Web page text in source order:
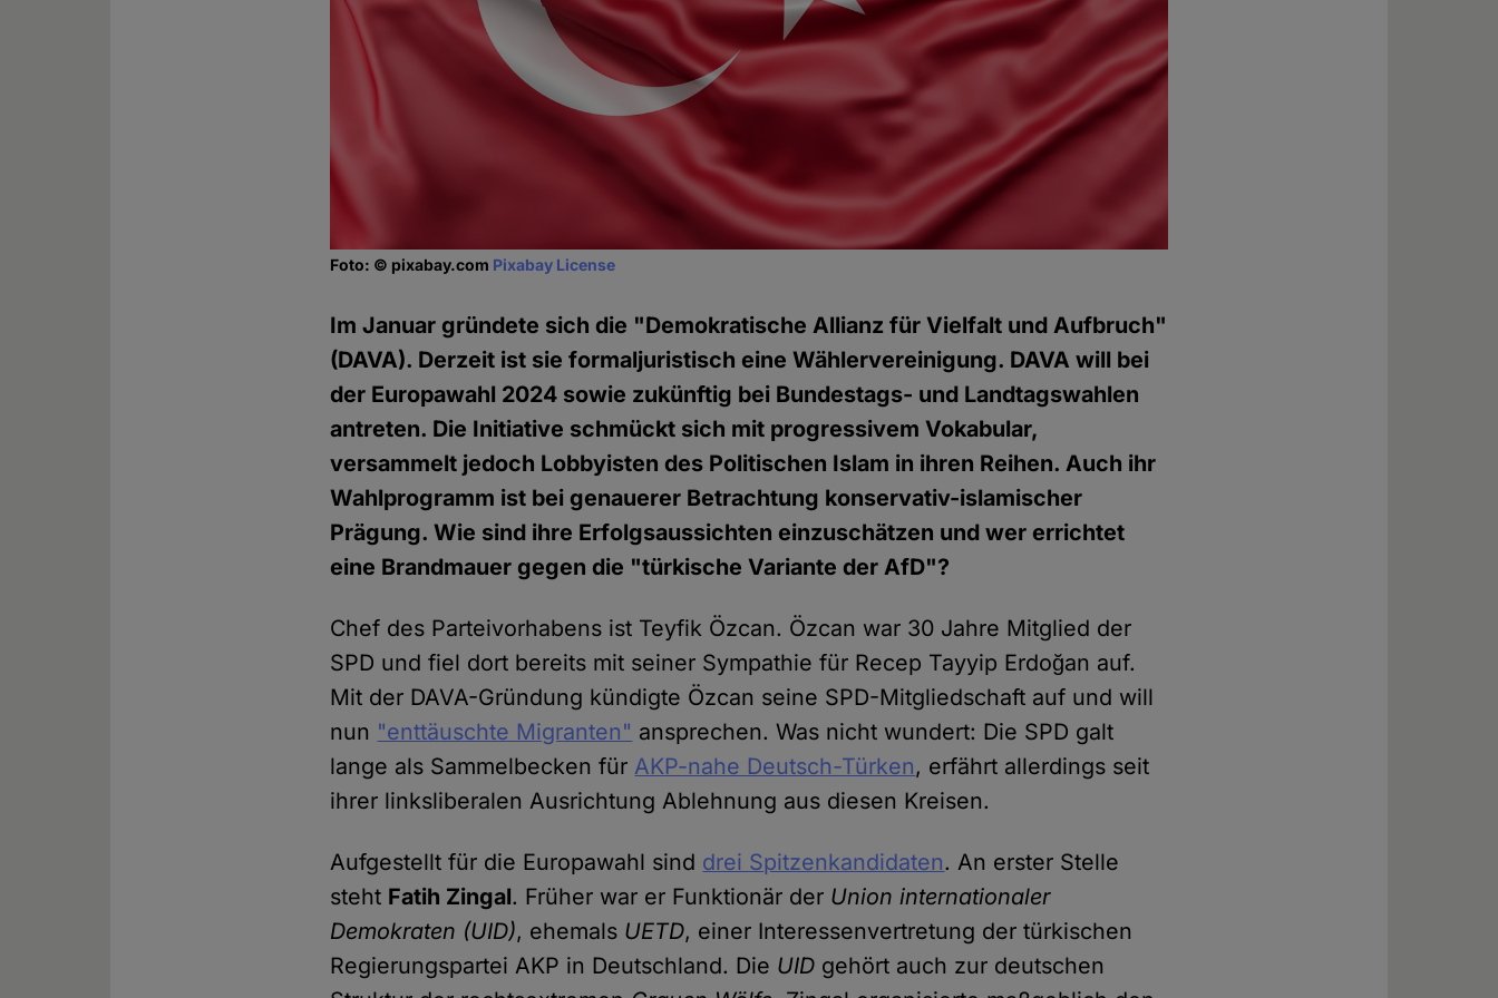
Foto: © pixabay.com Pixabay License
Im Januar gründete sich die "Demokratische Allianz für Vielfalt und Aufbruch"
(DAVA). Derzeit ist sie formaljuristisch eine Wählervereinigung. DAVA will bei
der Europawahl 2024 sowie zukünftig bei Bundestags- und Landtagswahlen
antreten. Die Initiative schmückt sich mit progressivem Vokabular,
versammelt jedoch Lobbyisten des Politischen Islam in ihren Reihen. Auch ihr
Wahlprogramm ist bei genauerer Betrachtung konservativ-islamischer
Prägung. Wie sind ihre Erfolgsaussichten einzuschätzen und wer errichtet
eine Brandmauer gegen die "türkische Variante der AfD"?
Chef des Parteivorhabens ist Teyfik Özcan. Özcan war 30 Jahre Mitglied der
SPD und fiel dort bereits mit seiner Sympathie für Recep Tayyip Erdoğan auf.
Mit der DAVA-Gründung kündigte Özcan seine SPD-Mitgliedschaft auf und will
nun "enttäuschte Migranten" ansprechen. Was nicht wundert: Die SPD galt
lange als Sammelbecken fürAKP-nahe Deutsch-Türken, erfährt allerdings seit
ihrer linksliberalen Ausrichtung Ablehnung aus diesen Kreisen.
Aufgestellt für die Europawahl sind drei Spitzenkandidaten. An erster Stelle
steht Fatih Zingal. Früher war er Funktionär der Union internationaler
Demokraten (UID), ehemals UETD, einer Interessenvertretung der türkischen
Regierungspartei AKP in Deutschland. Die UID gehört auch zur deutschen